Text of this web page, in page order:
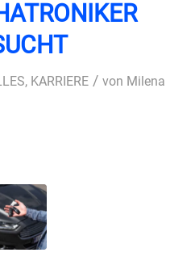
, KARRIERE / von Milena